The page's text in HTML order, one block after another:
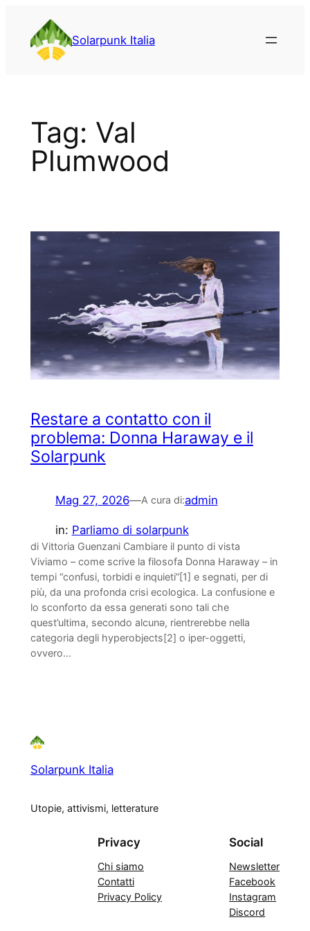
contenuto
Solarpunk Italia
Tag: Val
Plumwood
Restare a contatto con il
problema: Donna Haraway e il
Solarpunk
Mag 27, 2026—A cura di:admin
in: Parliamo di solarpunk
di Vittoria Guenzani Cambiare il punto di vista
Viviamo – come scrive la filosofa Donna Haraway – in
tempi “confusi, torbidi e inquieti”[1] e segnati, per di
più, da una profonda crisi ecologica. La confusione e
lo sconforto da essa generati sono tali che
quest’ultima, secondo alcunə, rientrerebbe nella
categoria degli hyperobjects[2] o iper-oggetti,
ovvero…
Solarpunk Italia
Utopie, attivismi, letterature
Privacy
Chi siamo
Contatti
Privacy Policy
Social
Newsletter
Facebook
Instagram
Discord